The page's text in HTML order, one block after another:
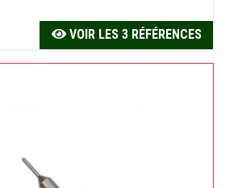
VOIR LES 3 RÉFÉRENCES